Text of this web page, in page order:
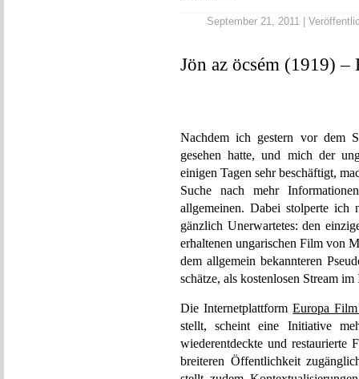
September 21, 2011 |
Jön az öcsém (1919)
Nachdem ich gestern vor dem
gesehen hatte, und mich der
einigen Tagen sehr beschäftigt,
Suche nach mehr
allgemeinen. Dabei stolperte ich
gänzlich Unerwartetes: den
erhaltenen ungarischen Film von
dem allgemein bekannteren
schätze, als kostenlosen Stream im
Die InternetplattformEuropa Film
stellt, scheint eine Initiative
wiederentdeckte und restaurierte
breiteren Öffentlichkeit